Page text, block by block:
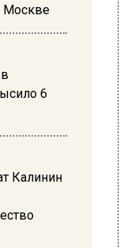
Москве
6
Калинин